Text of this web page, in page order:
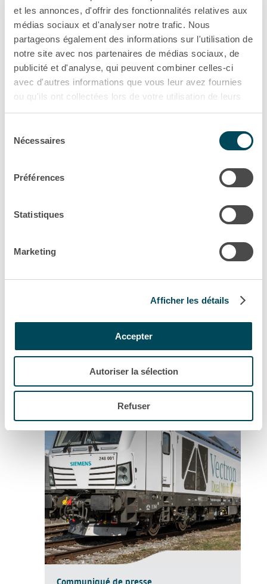
et les annonces, d'offrir des fonctionnalités relatives aux
médias sociaux et d'analyser notre trafic. Nous
partageons également des informations sur l'utilisation de
notre site avec nos partenaires de médias sociaux, de
publicité et d'analyse, qui peuvent combiner celles-ci
avec d'autres informations que vous leur avez fournies
ou qu'ils ont collectées lors de votre utilisation de leurs
services.
Politique de confidentialité
Nécessaires
Préférences
Statistiques
Marketing
Afficher les détails
Accepter
Autoriser la sélection
Refuser
Akiem et Bombardier
dévoilent la première
locomotive TRAXX DC3
pour la Pologne au salon
Communiqué de presse
Akiem célèbre le premier
anniversaire de son site de...
Dossier de presse Akiem 2025